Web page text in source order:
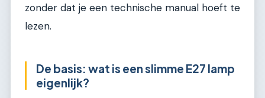
zonder dat je een technische manual hoeft te
lezen.
De basis: wat is een slimme E27 lamp
eigenlijk?